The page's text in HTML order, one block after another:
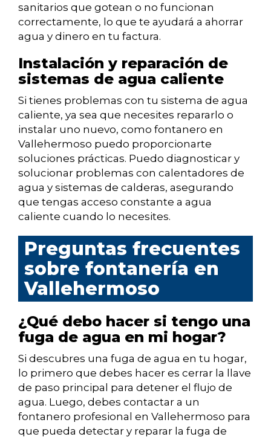
sanitarios que gotean o no funcionan
correctamente, lo que te ayudará a ahorrar
agua y dinero en tu factura.
Instalación y reparación de
sistemas de agua caliente
Si tienes problemas con tu sistema de agua
caliente, ya sea que necesites repararlo o
instalar uno nuevo, como fontanero en
Vallehermoso puedo proporcionarte
soluciones prácticas. Puedo diagnosticar y
solucionar problemas con calentadores de
agua y sistemas de calderas, asegurando
que tengas acceso constante a agua
caliente cuando lo necesites.
Preguntas frecuentes
sobre fontanería en
Vallehermoso
¿Qué debo hacer si tengo una
fuga de agua en mi hogar?
Si descubres una fuga de agua en tu hogar,
lo primero que debes hacer es cerrar la llave
de paso principal para detener el flujo de
agua. Luego, debes contactar a un
fontanero profesional en Vallehermoso para
que pueda detectar y reparar la fuga de